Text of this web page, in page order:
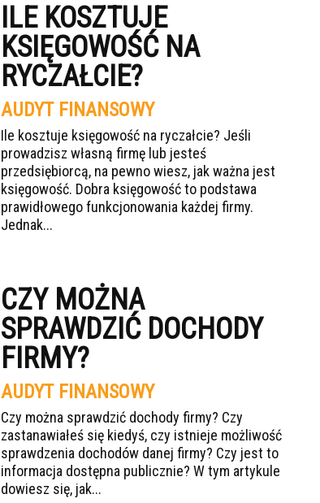
ILE KOSZTUJE
KSIĘGOWOŚĆ NA
RYCZAŁCIE?
AUDYT FINANSOWY
Ile kosztuje księgowość na ryczałcie? Jeśli
prowadzisz własną firmę lub jesteś
przedsiębiorcą, na pewno wiesz, jak ważna jest
księgowość. Dobra księgowość to podstawa
prawidłowego funkcjonowania każdej firmy.
Jednak...
CZY MOŻNA
SPRAWDZIĆ DOCHODY
FIRMY?
AUDYT FINANSOWY
Czy można sprawdzić dochody firmy? Czy
zastanawiałeś się kiedyś, czy istnieje możliwość
sprawdzenia dochodów danej firmy? Czy jest to
informacja dostępna publicznie? W tym artykule
dowiesz się, jak...